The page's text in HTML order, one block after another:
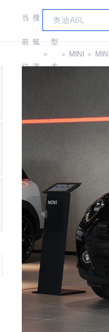
当
前
位
搜
狐
汽
＞
车
型
大
＞ MINI ＞